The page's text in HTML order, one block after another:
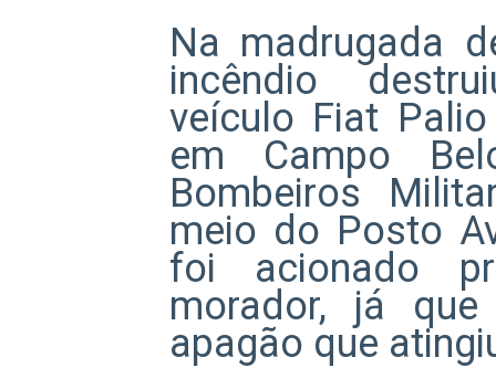
Na madrugada
incêndio
veículo Fiat
em Campo
Bombeiros
meio do Posto
foi acionado
morador, já
apagão que